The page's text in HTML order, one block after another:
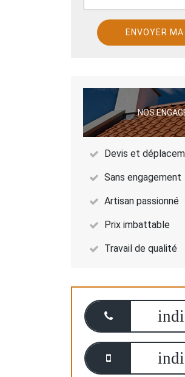
NOS
Devis et
Sans engagement
Artisan passionné
Prix imbattable
Travail de qualité